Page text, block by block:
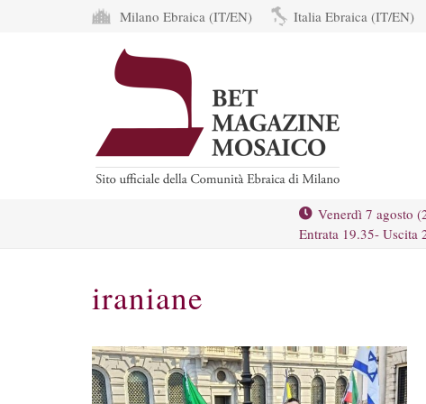
Milano Ebraica (IT/EN) Italia Ebraica (IT/EN)
Venerdì 7 agosto
Entrata 19.35- Uscita
iraniane